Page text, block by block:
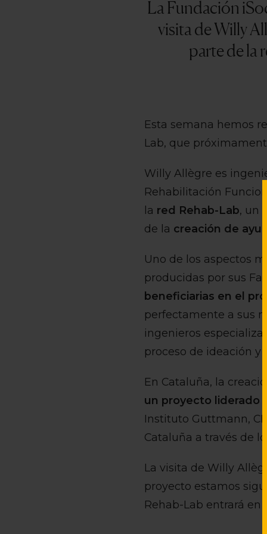
La Fundación
visita de Willy
parte de la
Esta semana hemos
Lab, que
Willy Allègre es
Rehabilitación
la red Rehab-Lab, un
de la creación de
Uno de los aspectos
producidas por sus
beneficiarias en el
perfectamente a sus
ingenieros
proceso de ideación y
En Cataluña, la
un proyecto liderado
Instituto Guttmann,
Cataluña a través de
La visita de Willy
proyecto estamos
Rehab-Lab entrará en